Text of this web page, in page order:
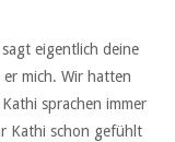
eigentlich deine
mich. Wir hatten
sprachen immer
Kathi schon gefühlt